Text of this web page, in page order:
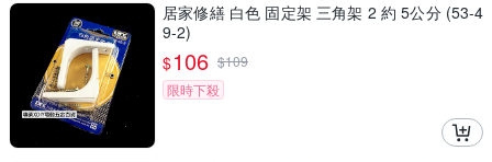
居家修繕 白色 固定架 三角架 2 約 5公分 (53-4
9-2)
$106 $109
限時下殺